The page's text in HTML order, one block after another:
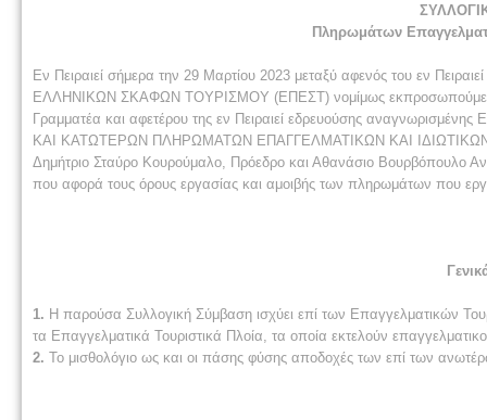
Πληρωμάτων
Εν Πειραιεί σήμερα την 29 Μαρτίου 2023 μεταξύ αφενός του εν
ΕΛΛΗΝΙΚΩΝ ΣΚΑΦΩΝ ΤΟΥΡΙΣΜΟΥ (ΕΠΕΣΤ) νομίμως
Γραμματέα και αφετέρου της εν Πειραιεί εδρευούσης
ΚΑΙ ΚΑΤΩΤΕΡΩΝ ΠΛΗΡΩΜΑΤΩΝ ΕΠΑΓΓΕΛΜΑΤΙΚΩΝ ΚΑΙ
Δημήτριο Σταύρο Κουρούμαλο, Πρόεδρο και Αθανάσιο Βουρβόπουλο
που αφορά τους όρους εργασίας και αμοιβής των πληρωμάτων που
1. Η παρούσα Συλλογική Σύμβαση ισχύει επί των Επαγγελματικών
τα Επαγγελματικά Τουριστικά Πλοία, τα οποία εκτελούν
2. Το μισθολόγιο ως και οι πάσης φύσης αποδοχές των επί των